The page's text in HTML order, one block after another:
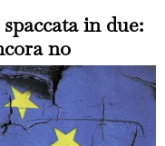
in due:
no